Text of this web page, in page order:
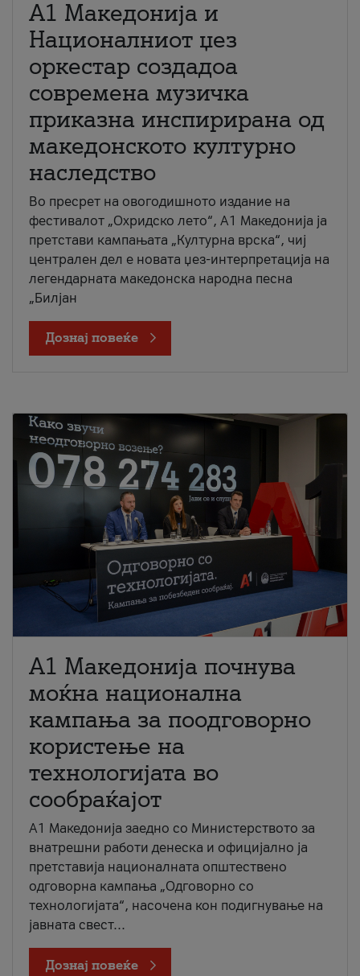
А1 Македонија и
Националниот џез
оркестар создадоа
современа музичка
приказна инспирирана од
македонското културно
наследство
Во пресрет на овогодишното издание на
фестивалот „Охридско лето“, А1 Македонија ја
претстави кампањата „Културна врска“, чиј
централен дел е новата џез-интерпретација на
легендарната македонска народна песна
„Билјан
Дознај повеќе
A1 Македонија почнува
моќна национална
кампања за поодговорно
користење на
технологијата во
сообраќајот
A1 Македонија заедно со Министерството за
внатрешни работи денеска и официјално ја
претставија националната општествено
одговорна кампања „Одговорно со
технологијата“, насочена кон подигнување на
јавната свест...
Дознај повеќе